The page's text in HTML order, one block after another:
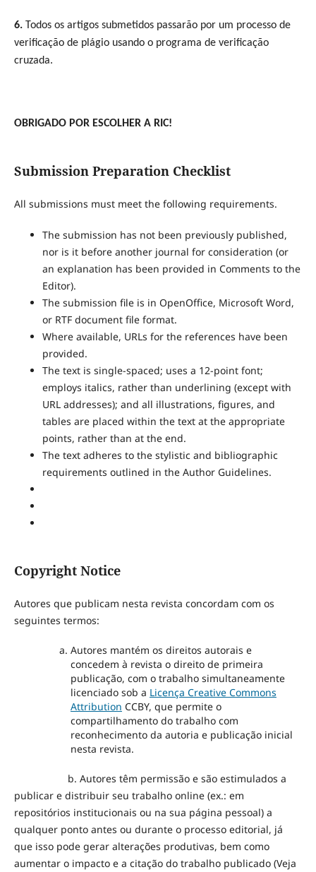
6.Todos os artigos submetidos passarão por um processo de
verificação de plágio usando o programa de verificação
cruzada.
OBRIGADO POR ESCOLHER A RIC!
Submission Preparation Checklist
All submissions must meet the following requirements.
The submission has not been previously published,
nor is it before another journal for consideration (or
an explanation has been provided in Comments to the
Editor).
The submission file is in OpenOffice, Microsoft Word,
or RTF document file format.
Where available, URLs for the references have been
provided.
The text is single-spaced; uses a 12-point font;
employs italics, rather than underlining (except with
URL addresses); and all illustrations, figures, and
tables are placed within the text at the appropriate
points, rather than at the end.
The text adheres to the stylistic and bibliographic
requirements outlined in the Author Guidelines.
Copyright Notice
Autores que publicam nesta revista concordam com os
seguintes termos:
Autores mantém os direitos autorais e
concedem à revista o direito de primeira
publicação, com o trabalho simultaneamente
licenciado sob a Licença Creative Commons
Attribution CCBY, que permite o
compartilhamento do trabalho com
reconhecimento da autoria e publicação inicial
nesta revista.
b. Autores têm permissão e são estimulados a
publicar e distribuir seu trabalho online (ex.: em
repositórios institucionais ou na sua página pessoal) a
qualquer ponto antes ou durante o processo editorial, já
que isso pode gerar alterações produtivas, bem como
aumentar o impacto e a citação do trabalho publicado (Veja